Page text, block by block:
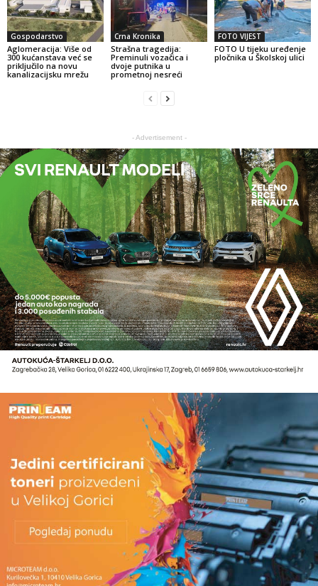
Gospodarstvo
Aglomeracija: Više od
300 kućanstava već se
priključilo na novu
kanalizacijsku mrežu
Crna Kronika
Strašna tragedija:
Preminuli vozačica i
dvoje putnika u
prometnoj nesreći
FOTO VIJEST
FOTO U tijeku uređenje
pločnika u Školskoj ulici
- Advertisement -